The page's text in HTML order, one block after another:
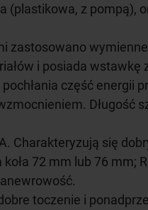
z pompą),
zastosowano
i posiada wstawkę
część energii
Długość
Charakteryzują się
72 mm lub 76 mm;
toczenie i